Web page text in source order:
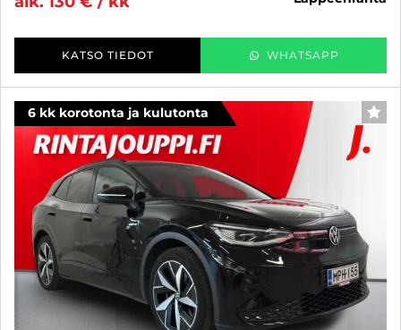
KATSO TIEDOT WHATSAPP
6 kk korotonta ja kulutonta